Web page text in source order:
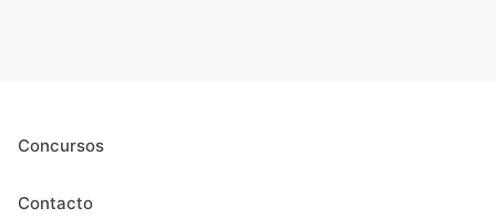
Concursos
Contacto